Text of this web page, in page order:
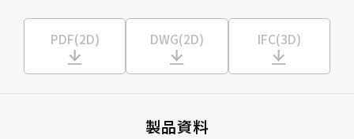
PDF(2D) DWG(2D) IFC(3D)
製品資料